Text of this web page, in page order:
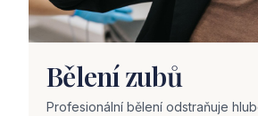
Bělení zubů
Profesionální bělení odstraňuje